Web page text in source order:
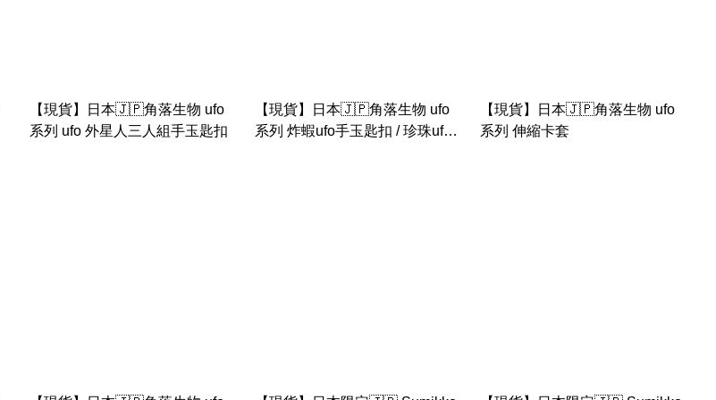
【現貨】日本🇯🇵角落生物 ufo
系列 ufo 外星人三人組手玉匙扣
【現貨】日本🇯🇵角落生物 ufo
系列 炸蝦ufo手玉匙扣 / 珍珠ufo
【現貨】日本🇯🇵角落生物 ufo
系列 伸縮卡套